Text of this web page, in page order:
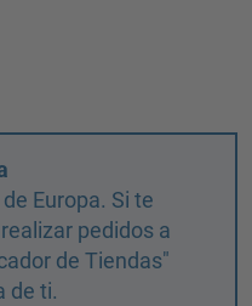
Europa. Si te
pedidos a
de Tiendas"
de ti.